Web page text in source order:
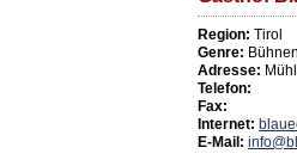
Region: Tirol
Genre:
Adresse:
Telefon:
Fax:
Internet:
E-Mail: